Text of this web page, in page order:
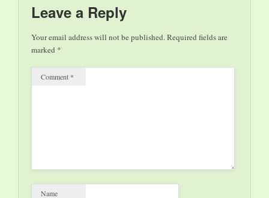
MANHATTEN Do –
Leave a Reply
Your email address will not be published.Required fields are
marked *
Comment *
Name